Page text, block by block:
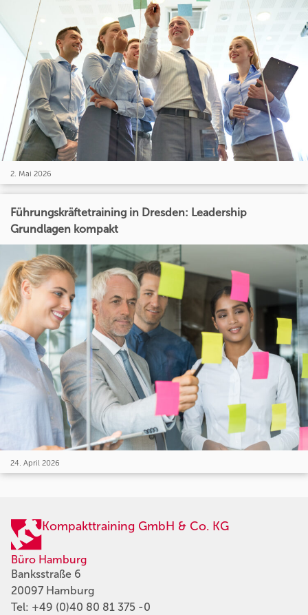
2. Mai 2026
Führungskräftetraining in Dresden: Leadership
Grundlagen kompakt
24. April 2026
Kompakttraining GmbH & Co. KG
Büro Hamburg
Banksstraße 6
20097 Hamburg
Tel: +49 (0)40 80 81 375 -0